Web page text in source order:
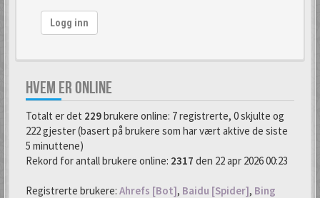
Logg inn
HVEM ER ONLINE
Totalt er det 229brukere online: 7 registrerte, 0 skjulte og
222 gjester (basert på brukere som har vært aktive de siste
5 minuttene)
Rekord for antall brukere online: 2317 den 22 apr 2026 00:23
Registrerte brukere: Ahrefs [Bot], Baidu [Spider], Bing